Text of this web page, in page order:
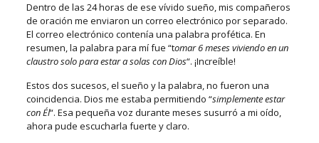
Dentro de las 24 horas de ese vívido sueño, mis compañeros
de oración me enviaron un correo electrónico por separado.
El correo electrónico contenía una palabra profética. En
resumen, la palabra para mí fue “tomar 6 meses viviendo en un
claustrosolo para estar a solas con Dios“. ¡Increíble!
Estos dos sucesos, el sueño y la palabra, no fueron una
coincidencia. Dios me estaba permitiendo “simplemente estar
con Él“. Esa pequeña voz durante meses susurró a mi oído,
ahora pude escucharla fuerte y claro.